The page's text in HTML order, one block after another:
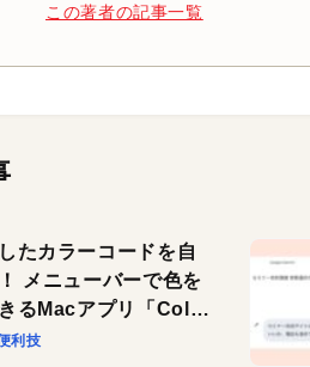
この著者の記事一覧
たカラーコードを自
メニューバーで色を
るMacアプリ「Color
」
利技